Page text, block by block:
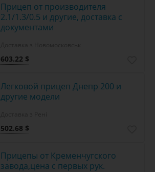
Прицеп от производителя
2.1/1.3/0.5 и другие, доставка с
документами
603.22 $
Легковой прицеп Днепр 200 и
другие модели
502.68 $
Прицепы от Кременчугского
завода,цена с первых рук.